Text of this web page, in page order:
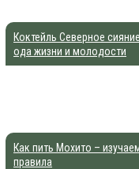
Коктейль Северное
ода жизни и молодости
Как пить Мохито –
правила